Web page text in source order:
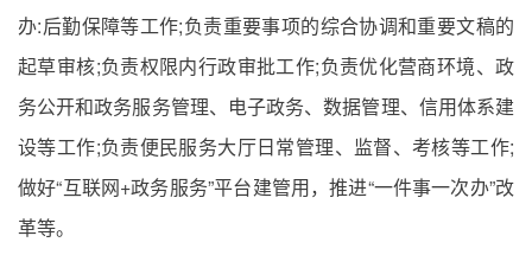
办:后勤保障等工作;负责重要事项的综合协调和重要文稿的
起草审核;负责权限内行政审批工作;负责优化营商环境、政
务公开和政务服务管理、电子政务、数据管理、信用体系建
设等工作;负责便民服务大厅日常管理、监督、考核等工作;
做好“互联网+政务服务”平台建管用，推进“一件事一次办”改
革等。